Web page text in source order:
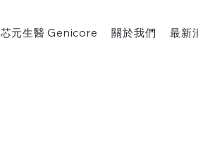
芯元生醫 Genicore 關於我們 最新